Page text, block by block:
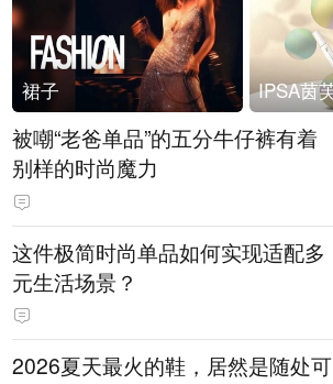
裙子
被嘲“老爸单品”的五分牛仔裤有着
别样的时尚魔力
这件极简时尚单品如何实现适配多
元生活场景？
2026夏天最火的鞋，居然是随处可